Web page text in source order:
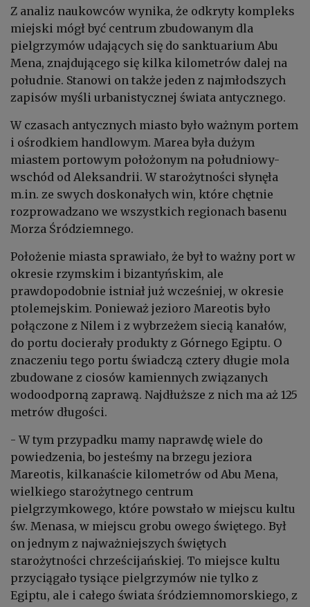
Z analiz naukowców wynika, że odkryty kompleks
miejski mógł być centrum zbudowanym dla
pielgrzymów udających się do sanktuarium Abu
Mena, znajdującego się kilka kilometrów dalej na
południe. Stanowi on także jeden z najmłodszych
zapisów myśli urbanistycznej świata antycznego.
W czasach antycznych miasto było ważnym portem
i ośrodkiem handlowym. Marea była dużym
miastem portowym położonym na południowy-
wschód od Aleksandrii. W starożytności słynęła
m.in. ze swych doskonałych win, które chętnie
rozprowadzano we wszystkich regionach basenu
Morza Śródziemnego.
Położenie miasta sprawiało, że był to ważny port w
okresie rzymskim i bizantyńskim, ale
prawdopodobnie istniał już wcześniej, w okresie
ptolemejskim. Ponieważ jezioro Mareotis było
połączone z Nilem i z wybrzeżem siecią kanałów,
do portu docierały produkty z Górnego Egiptu. O
znaczeniu tego portu świadczą cztery długie mola
zbudowane z ciosów kamiennych związanych
wodoodporną zaprawą. Najdłuższe z nich ma aż 125
metrów długości.
- W tym przypadku mamy naprawdę wiele do
powiedzenia, bo jesteśmy na brzegu jeziora
Mareotis, kilkanaście kilometrów od Abu Mena,
wielkiego starożytnego centrum
pielgrzymkowego, które powstało w miejscu kultu
św. Menasa, w miejscu grobu owego świętego. Był
on jednym z najważniejszych świętych
starożytności chrześcijańskiej. To miejsce kultu
przyciągało tysiące pielgrzymów nie tylko z
Egiptu, ale i całego świata śródziemnomorskiego, z